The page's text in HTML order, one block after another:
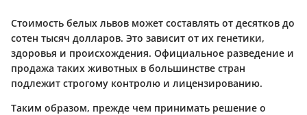
Стоимость белых львов может составлять от десятков до
сотен тысяч долларов. Это зависит от их генетики,
здоровья и происхождения. Официальное разведение и
продажа таких животных в большинстве стран
подлежит строгому контролю и лицензированию.
Таким образом, прежде чем принимать решение о